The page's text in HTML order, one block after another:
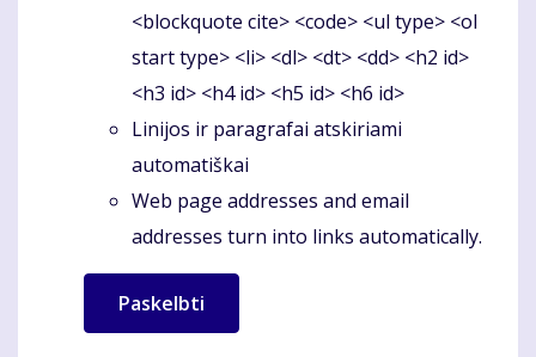
<blockquote cite> <code> <ul type> <ol
start type> <li> <dl> <dt> <dd> <h2 id>
<h3 id> <h4 id> <h5 id> <h6 id>
Linijos ir paragrafai atskiriami
automatiškai
Web page addresses and email
addresses turn into links automatically.